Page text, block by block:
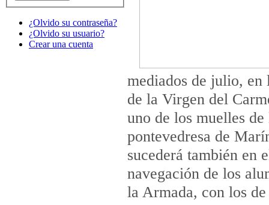
¿Olvido su contraseña?
¿Olvido su usuario?
Crear una cuenta
mediados de julio,
de la Virgen del
uno de los muelles
pontevedresa de
sucederá también en
navegación de los
la Armada, con los